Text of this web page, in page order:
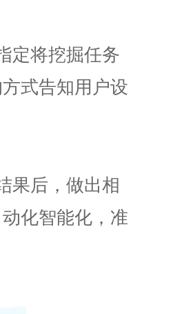
定将挖掘任务
式告知用户设
果后，做出相
化智能化，准